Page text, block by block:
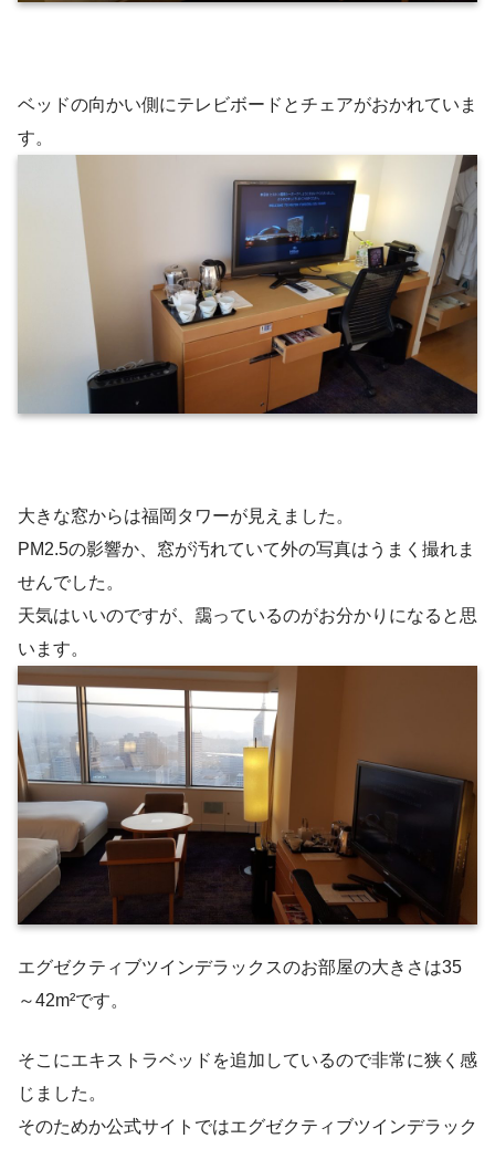
ベッドの向かい側にテレビボードとチェアがおかれていま
す。
大きな窓からは福岡タワーが見えました。
PM2.5の影響か、窓が汚れていて外の写真はうまく撮れま
せんでした。
天気はいいのですが、靄っているのがお分かりになると思
います。
エグゼクティブツインデラックスのお部屋の大きさは35
～42m²です。
そこにエキストラベッドを追加しているので非常に狭く感
じました。
そのためか公式サイトではエグゼクティブツインデラック